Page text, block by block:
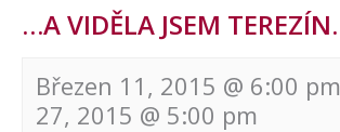
…A VIDĚLA JSEM TEREZÍN.
Březen 11, 2015 @ 6:00 pm
27, 2015 @ 5:00 pm